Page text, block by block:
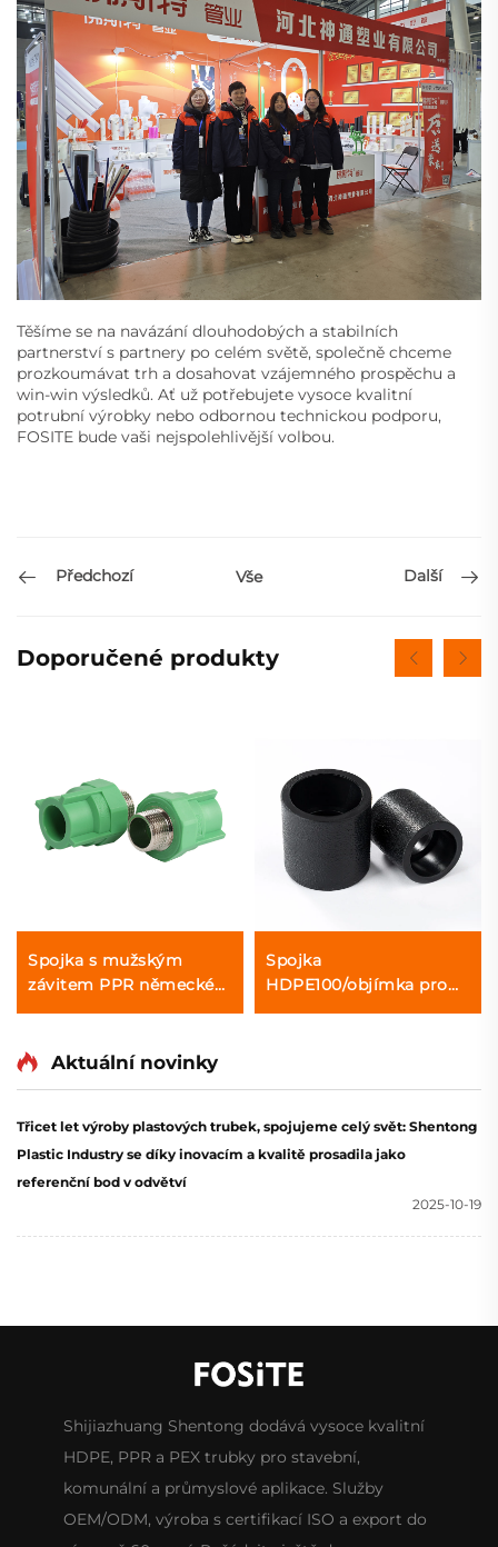
Těšíme se na navázání dlouhodobých a stabilních
partnerství s partnery po celém světě, společně chceme
prozkoumávat trh a dosahovat vzájemného prospěchu a
win-win výsledků. Ať už potřebujete vysoce kvalitní
potrubní výrobky nebo odbornou technickou podporu,
FOSITE bude vaši nejspolehlivější volbou.
Předchozí Vše Další
Doporučené produkty
Spojka s mužským
závitem PPR německé
Spojka
HDPE100/objímka pro
Aktuální novinky
Třicet let výroby plastových trubek, spojujeme celý svět: Shentong
Plastic Industry se díky inovacím a kvalitě prosadila jako
referenční bod v odvětví
2025-10-19
Shijiazhuang Shentong dodává vysoce kvalitní
HDPE, PPR a PEX trubky pro stavební,
komunální a průmyslové aplikace. Služby
OEM/ODM, výroba s certifikací ISO a export do